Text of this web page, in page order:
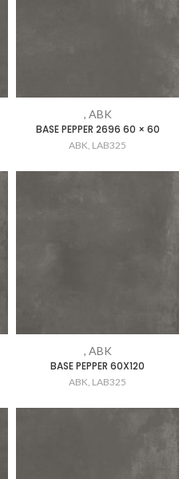
, ABK
BASE PEPPER 2696 60 × 60
ABK, LAB325
, ABK
BASE PEPPER 60X120
ABK, LAB325